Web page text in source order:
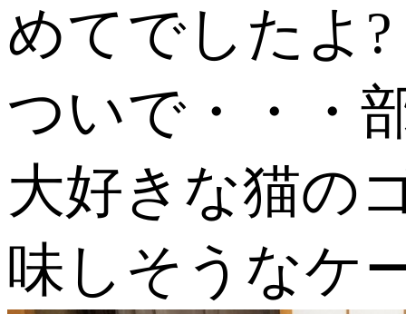
めてでしたよ?
ついで・・・
大好きな猫の
味しそうなケ